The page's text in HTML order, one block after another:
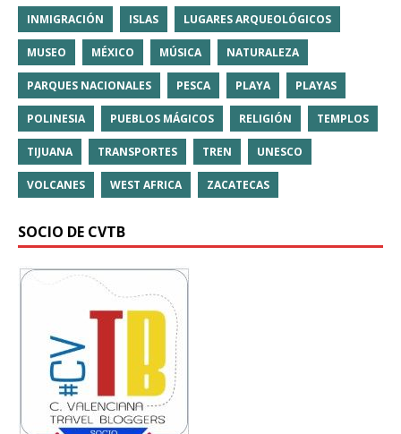
INMIGRACIÓN ISLAS LUGARES ARQUEOLÓGICOS
MUSEO MÉXICO MÚSICA NATURALEZA
PARQUES NACIONALES PESCA PLAYA PLAYAS
POLINESIA PUEBLOS MÁGICOS RELIGIÓN TEMPLOS
TIJUANA TRANSPORTES TREN UNESCO
VOLCANES WEST AFRICA ZACATECAS
SOCIO DE CVTB